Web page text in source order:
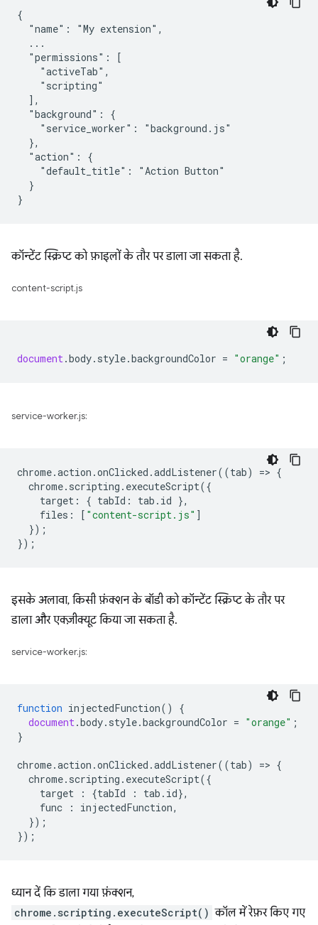
{
  "name": "My extension",
  ...
  "permissions": [
    "activeTab",
    "scripting"
  ],
  "background": {
    "service_worker": "background.js"
  },
  "action": {
    "default_title": "Action Button"
  }
कॉन्टेंट स्क्रिप्ट को फ़ाइलों के तौर पर डाला जा सकता है.
content-script.js
document.body. style.backgroundColor = "orange" ;
service-worker.js:
chrome.action .onClicked .addListener((tab) => {
chrome. scripting . executeScript({
target : { tabId : tab . id },
files : [ "content-script.js" ]
});
});
इसके अलावा, किसी फ़ंक्शन के बॉडी को कॉन्टेंट स्क्रिप्ट के तौर पर
डाला और एक्ज़ीक्यूट किया जा सकता है.
service-worker.js:
function injectedFunction()
{
document.body. style.backgroundColor = "orange" ;
}
chrome.action .onClicked .addListener((tab) => {
chrome. scripting . executeScript({
target
: {tabId : tab . id},
func
: injectedFunction,
});
});
ध्यान दें कि डाला गया फ़ंक्शन,
chrome.scripting.executeScript() कॉल में रेफ़र किए गए